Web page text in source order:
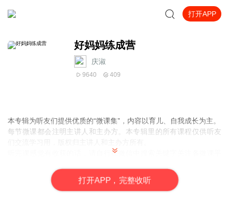
打开APP
好妈妈练成营
庆淑
9640 409
本专辑为听友们提供优质的“微课集”，内容以育儿、自我成长为主。
每节微课都会注明主讲人和主办方。本专辑里的所有课程仅供听友
听完课感觉有收获的话，请自行在微信中搜索关键字关注各微课平
如果您觉得本专辑对您有帮助，点击“订阅”，方便下次查找，有新内
容更新的话您也会收到温馨提示呢！
打开APP，完整收听